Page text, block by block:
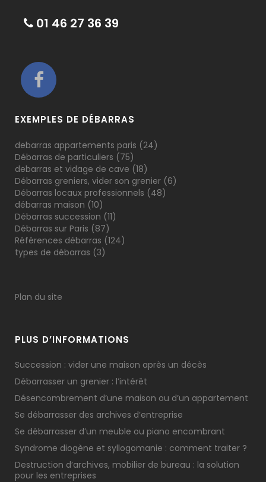
01 46 27 36 39
EXEMPLES DE DÉBARRAS
debarras appartements paris (24)
Débarras de particuliers (75)
debarras et vidage de cave (18)
Débarras greniers, vider son grenier (6)
Débarras locaux professionnels (48)
débarras maison (10)
Débarras succession (11)
Débarras sur Paris (87)
Références débarras (124)
types de débarras (3)
Plan du site
PLUS D’INFORMATIONS
Succession : vider une maison après un décès
Débarrasser un grenier : l’intérêt
Désencombrement d’une maison ou d’un appartement
Se débarrasser des archives d’entreprise
Se débarrasser d’un meuble ou piano encombrant
Syndrome diogène et syllogomanie : comment traiter ?
Destruction d’archives, mobilier de bureau : la solution
pour les entreprises